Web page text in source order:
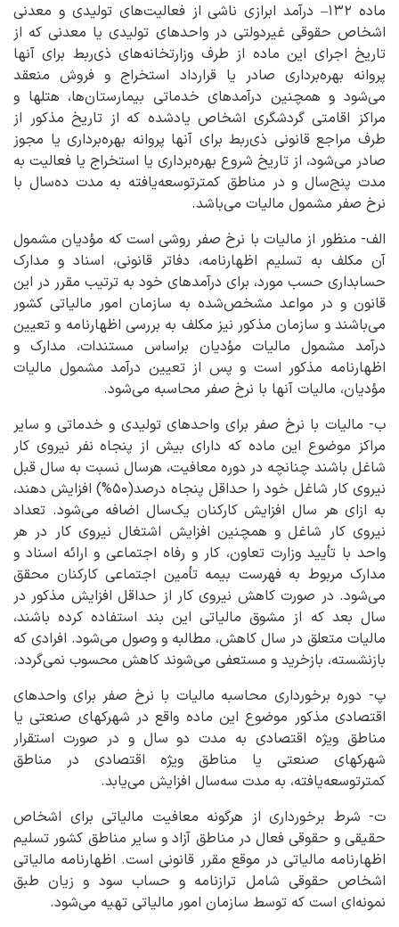
ماده ۱۳۲– درآمد ابرازی ناشی از فعالیت‌های ‌تولیدی و معدنی
اشخاص حقوقی غیردولتی در واحدهای تولیدی یا معدنی که از
تاریخ اجرای این ماده از طرف‌ وزارتخانه‌های ذی‌ربط برای آنها
پروانه بهره‌برداری صادر یا قرارداد استخراج و فروش منعقد
می‌شود و همچنین درآمدهای خدماتی بیمارستان‌ها، هتلها و
مراکز اقامتی گردشگری اشخاص یادشده که از تاریخ مذکور از
طرف مراجع قانونی ذی‌ربط برای آنها پروانه بهره‌برداری یا مجوز
صادر می‌شود، از تاریخ شروع بهره‌برداری یا استخراج یا فعالیت به
مدت پنج‌سال و در مناطق کمترتوسعه‌یافته به مدت ده‌سال با
نرخ صفر مشمول مالیات می‌باشد.
الف- منظور از مالیات با نرخ صفر روشی است که مؤدیان مشمول
آن مکلف به تسلیم اظهارنامه، دفاتر قانونی، اسناد و مدارک
حسابداری حسب مورد، برای درآمدهای خود به ترتیب مقرر در این
قانون و در مواعد مشخص‌شده به سازمان امور مالیاتی کشور
می‌باشند و سازمان مذکور نیز مکلف به بررسی اظهارنامه و تعیین
درآمد مشمول مالیات مؤدیان براساس مستندات، مدارک و
اظهارنامه مذکور است و پس از تعیین درآمد مشمول مالیات
مؤدیان، مالیات آنها با نرخ صفر محاسبه می‌شود.
ب- مالیات با نرخ صفر برای واحدهای تولیدی و خدماتی و سایر
مراکز موضوع این ماده که دارای بیش از پنجاه نفر نیروی کار
شاغل باشند چنانچه در دوره معافیت، هرسال نسبت به سال قبل
نیروی کار شاغل خود را حداقل پنجاه درصد(۵۰%) افزایش دهند،
به ازای هر سال افزایش کارکنان یک‌سال اضافه می‌شود. تعداد
نیروی کار شاغل و همچنین افزایش اشتغال نیروی کار در هر
واحد با تأیید وزارت تعاون، کار و رفاه اجتماعی و ارائه اسناد و
مدارک مربوط به فهرست بیمه تأمین اجتماعی کارکنان محقق
می‌شود. در صورت کاهش نیروی کار از حداقل افزایش مذکور در
سال بعد که از مشوق مالیاتی این بند استفاده کرده باشند،
مالیات متعلق در سال کاهش، مطالبه و وصول می‌شود. افرادی که
بازنشسته، بازخرید و مستعفی می‌شوند کاهش محسوب نمی‌گردد.
پ- دوره برخورداری محاسبه مالیات با نرخ صفر برای واحدهای
اقتصادی مذکور موضوع این ماده واقع در شهرکهای صنعتی یا
مناطق ویژه اقتصادی به مدت دو سال و در صورت استقرار
شهرکهای صنعتی یا مناطق ویژه اقتصادی در مناطق
کمترتوسعه‌یافته، به مدت سه‌سال افزایش می‌یابد.
ت- شرط برخورداری از هرگونه معافیت مالیاتی برای اشخاص
حقیقی و حقوقی فعال در مناطق آزاد و سایر مناطق کشور تسلیم
اظهارنامه مالیاتی در موقع مقرر قانونی است. اظهارنامه مالیاتی
اشخاص حقوقی شامل ترازنامه و حساب سود و زیان طبق
نمونه‌ای است که توسط سازمان امور مالیاتی تهیه می‌شود.